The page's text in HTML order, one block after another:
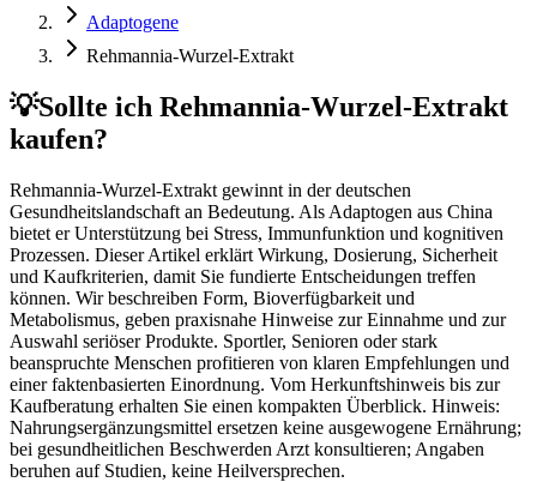
Adaptogene
Rehmannia-Wurzel-Extrakt
💡Sollte ich Rehmannia-Wurzel-Extrakt
kaufen?
Rehmannia-Wurzel-Extrakt gewinnt in der deutschen
Gesundheitslandschaft an Bedeutung. Als Adaptogen aus China
bietet er Unterstützung bei Stress, Immunfunktion und kognitiven
Prozessen. Dieser Artikel erklärt Wirkung, Dosierung, Sicherheit
und Kaufkriterien, damit Sie fundierte Entscheidungen treffen
können. Wir beschreiben Form, Bioverfügbarkeit und
Metabolismus, geben praxisnahe Hinweise zur Einnahme und zur
Auswahl seriöser Produkte. Sportler, Senioren oder stark
beanspruchte Menschen profitieren von klaren Empfehlungen und
einer faktenbasierten Einordnung. Vom Herkunftshinweis bis zur
Kaufberatung erhalten Sie einen kompakten Überblick. Hinweis:
Nahrungsergänzungsmittel ersetzen keine ausgewogene Ernährung;
bei gesundheitlichen Beschwerden Arzt konsultieren; Angaben
beruhen auf Studien, keine Heilversprechen.